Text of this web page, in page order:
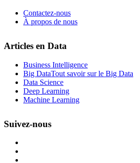
Contactez-nous
À propos de nous
Articles en Data
Business Intelligence
Big DataTout savoir sur le Big Data
Data Science
Deep Learning
Machine Learning
Suivez-nous